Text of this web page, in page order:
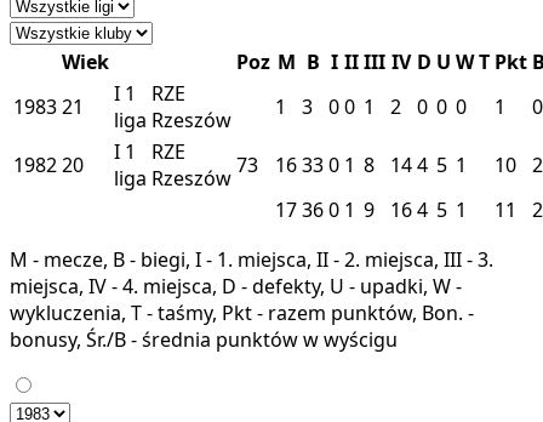
Wiek Poz M B I IIIII IV D U WT Pkt
198321 I 1
liga
RZE
Rzeszów
1 3 00 1 2 0 0 0 1 0
198220 I 1
liga
RZE
Rzeszów73 16330 1 8 144 5 1 10 2
17360 1 9 164 5 1 11
2
M - mecze, B - biegi, I - 1. miejsca, II - 2. miejsca, III - 3.
miejsca, IV - 4. miejsca, D - defekty, U - upadki, W -
wykluczenia, T - taśmy, Pkt - razem punktów, Bon. -
bonusy, Śr./B - średnia punktów w wyścigu